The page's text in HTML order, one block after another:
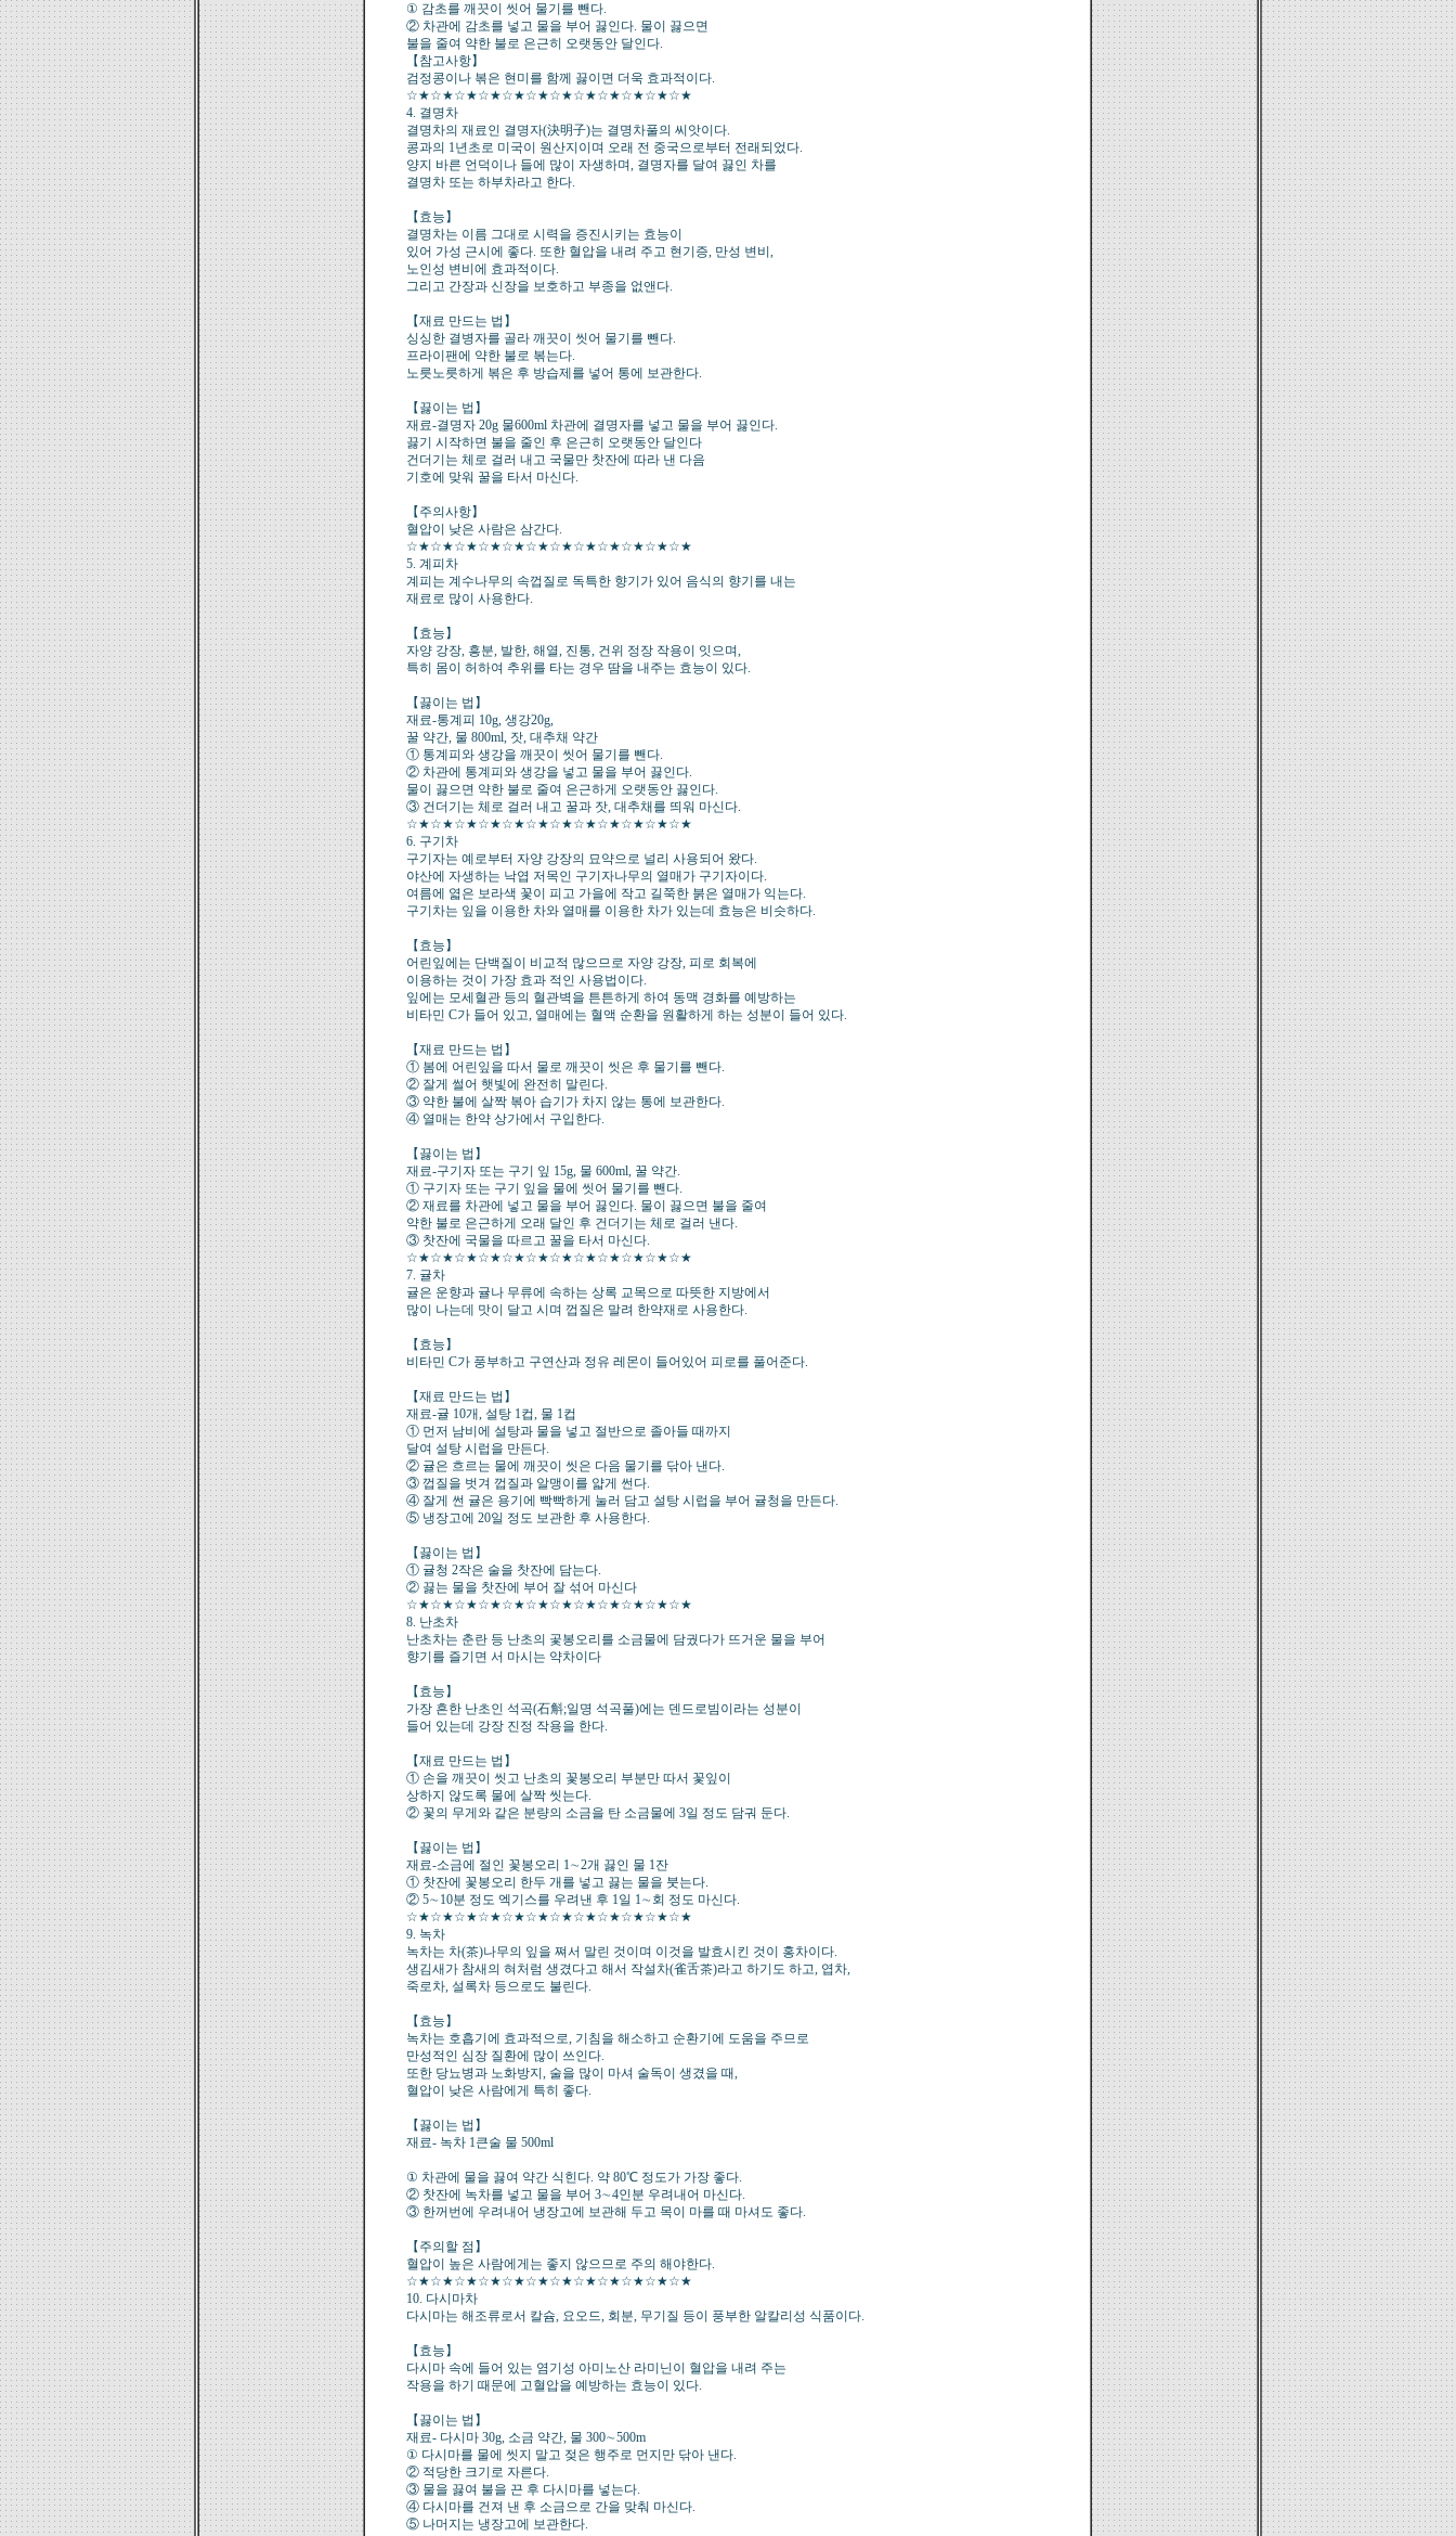
① 감초를 깨끗이 씻어 물기를 뺀다.
② 차관에 감초를 넣고 물을 부어 끓인다. 물이 끓으면
불을 줄여 약한 불로 은근히 오랫동안 달인다.
【참고사항】
검정콩이나 볶은 현미를 함께 끓이면 더욱 효과적이다.
☆★☆★☆★☆★☆★☆★☆★☆★☆★☆★☆★☆★
4. 결명차
결명차의 재료인 결명자(決明子)는 결명차풀의 씨앗이다.
콩과의 1년초로 미국이 원산지이며 오래 전 중국으로부터 전래되었다.
양지 바른 언덕이나 들에 많이 자생하며, 결명자를 달여 끓인 차를
결명차 또는 하부차라고 한다.
【효능】
결명차는 이름 그대로 시력을 증진시키는 효능이
있어 가성 근시에 좋다. 또한 혈압을 내려 주고 현기증, 만성 변비,
노인성 변비에 효과적이다.
그리고 간장과 신장을 보호하고 부종을 없앤다.
【재료 만드는 법】
싱싱한 결병자를 골라 깨끗이 씻어 물기를 뺀다.
프라이팬에 약한 불로 볶는다.
노릇노릇하게 볶은 후 방습제를 넣어 통에 보관한다.
【끓이는 법】
재료-결명자 20g 물600ml 차관에 결명자를 넣고 물을 부어 끓인다.
끓기 시작하면 불을 줄인 후 은근히 오랫동안 달인다
건더기는 체로 걸러 내고 국물만 찻잔에 따라 낸 다음
기호에 맞워 꿀을 타서 마신다.
【주의사항】
혈압이 낮은 사람은 삼간다.
☆★☆★☆★☆★☆★☆★☆★☆★☆★☆★☆★☆★
5. 계피차
계피는 계수나무의 속껍질로 독특한 향기가 있어 음식의 향기를 내는
재료로 많이 사용한다.
【효능】
자양 강장, 흥분, 발한, 해열, 진통, 건위 정장 작용이 잇으며,
특히 몸이 허하여 추위를 타는 경우 땀을 내주는 효능이 있다.
【끓이는 법】
재료-통계피 10g, 생강20g,
꿀 약간, 물 800ml, 잣, 대추채 약간
① 통계피와 생강을 깨끗이 씻어 물기를 뺀다.
② 차관에 통계피와 생강을 넣고 물을 부어 끓인다.
물이 끓으면 약한 불로 줄여 은근하게 오랫동안 끓인다.
③ 건더기는 체로 걸러 내고 꿀과 잣, 대추채를 띄워 마신다.
☆★☆★☆★☆★☆★☆★☆★☆★☆★☆★☆★☆★
6. 구기차
구기자는 예로부터 자양 강장의 묘약으로 널리 사용되어 왔다.
야산에 자생하는 낙엽 저목인 구기자나무의 열매가 구기자이다.
여름에 엷은 보라색 꽃이 피고 가을에 작고 길쭉한 붉은 열매가 익는다.
구기차는 잎을 이용한 차와 열매를 이용한 차가 있는데 효능은 비슷하다.
【효능】
어린잎에는 단백질이 비교적 많으므로 자양 강장, 피로 회복에
이용하는 것이 가장 효과 적인 사용법이다.
잎에는 모세혈관 등의 혈관벽을 튼튼하게 하여 동맥 경화를 예방하는
비타민 C가 들어 있고, 열매에는 혈액 순환을 원활하게 하는 성분이 들어 있다.
【재료 만드는 법】
① 봄에 어린잎을 따서 물로 깨끗이 씻은 후 물기를 뺀다.
② 잘게 썰어 햇빛에 완전히 말린다.
③ 약한 불에 살짝 볶아 습기가 차지 않는 통에 보관한다.
④ 열매는 한약 상가에서 구입한다.
【끓이는 법】
재료-구기자 또는 구기 잎 15g, 물 600ml, 꿀 약간.
① 구기자 또는 구기 잎을 물에 씻어 물기를 뺀다.
② 재료를 차관에 넣고 물을 부어 끓인다. 물이 끓으면 불을 줄여
약한 불로 은근하게 오래 달인 후 건더기는 체로 걸러 낸다.
③ 찻잔에 국물을 따르고 꿀을 타서 마신다.
☆★☆★☆★☆★☆★☆★☆★☆★☆★☆★☆★☆★
7. 귤차
귤은 운향과 귤나 무류에 속하는 상록 교목으로 따뜻한 지방에서
많이 나는데 맛이 달고 시며 껍질은 말려 한약재로 사용한다.
【효능】
비타민 C가 풍부하고 구연산과 정유 레몬이 들어있어 피로를 풀어준다.
【재료 만드는 법】
재료-귤 10개, 설탕 1컵, 물 1컵
① 먼저 남비에 설탕과 물을 넣고 절반으로 졸아들 때까지
달여 설탕 시럽을 만든다.
② 귤은 흐르는 물에 깨끗이 씻은 다음 물기를 닦아 낸다.
③ 껍질을 벗겨 껍질과 알맹이를 얇게 썬다.
④ 잘게 썬 귤은 용기에 빡빡하게 눌러 담고 설탕 시럽을 부어 귤청을 만든다.
⑤ 냉장고에 20일 정도 보관한 후 사용한다.
【끓이는 법】
① 귤청 2작은 술을 찻잔에 담는다.
② 끓는 물을 찻잔에 부어 잘 섞어 마신다
☆★☆★☆★☆★☆★☆★☆★☆★☆★☆★☆★☆★
8. 난초차
난초차는 춘란 등 난초의 곷봉오리를 소금물에 담궜다가 뜨거운 물을 부어
향기를 즐기면 서 마시는 약차이다
【효능】
가장 흔한 난초인 석곡(石斛;일명 석곡풀)에는 덴드로빔이라는 성분이
들어 있는데 강장 진정 작용을 한다.
【재료 만드는 법】
① 손을 깨끗이 씻고 난초의 꽃봉오리 부분만 따서 꽃잎이
상하지 않도록 물에 살짝 씻는다.
② 꽃의 무게와 같은 분량의 소금을 탄 소금물에 3일 정도 담궈 둔다.
【끓이는 법】
재료-소금에 절인 꽃봉오리 1∼2개 끓인 물 1잔
① 찻잔에 꽃봉오리 한두 개를 넣고 끓는 물을 붓는다.
② 5∼10분 정도 엑기스를 우려낸 후 1일 1∼회 정도 마신다.
☆★☆★☆★☆★☆★☆★☆★☆★☆★☆★☆★☆★
9. 녹차
녹차는 차(茶)나무의 잎을 쪄서 말린 것이며 이것을 발효시킨 것이 홍차이다.
생김새가 참새의 혀처럼 생겼다고 해서 작설차(雀舌茶)라고 하기도 하고, 엽차,
죽로차, 설록차 등으로도 불린다.
【효능】
녹차는 호흡기에 효과적으로, 기침을 해소하고 순환기에 도움을 주므로
만성적인 심장 질환에 많이 쓰인다.
또한 당뇨병과 노화방지, 술을 많이 마셔 술독이 생겼을 때,
혈압이 낮은 사람에게 특히 좋다.
【끓이는 법】
재료- 녹차 1큰술 물 500ml
① 차관에 물을 끓여 약간 식힌다. 약 80℃ 정도가 가장 좋다.
② 찻잔에 녹차를 넣고 물을 부어 3∼4인분 우려내어 마신다.
③ 한꺼번에 우려내어 냉장고에 보관해 두고 목이 마를 때 마셔도 좋다.
【주의할 점】
혈압이 높은 사람에게는 좋지 않으므로 주의 해야한다.
☆★☆★☆★☆★☆★☆★☆★☆★☆★☆★☆★☆★
10. 다시마차
다시마는 해조류로서 칼슘, 요오드, 회분, 무기질 등이 풍부한 알칼리성 식품이다.
【효능】
다시마 속에 들어 있는 염기성 아미노산 라미닌이 혈압을 내려 주는
작용을 하기 때문에 고혈압을 예방하는 효능이 있다.
【끓이는 법】
재료- 다시마 30g, 소금 약간, 물 300∼500m
① 다시마를 물에 씻지 말고 젖은 행주로 먼지만 닦아 낸다.
② 적당한 크기로 자른다.
③ 물을 끓여 불을 끈 후 다시마를 넣는다.
④ 다시마를 건져 낸 후 소금으로 간을 맞춰 마신다.
⑤ 나머지는 냉장고에 보관한다.